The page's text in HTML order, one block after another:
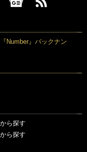
Number』バックナン
ら探す
ら探す